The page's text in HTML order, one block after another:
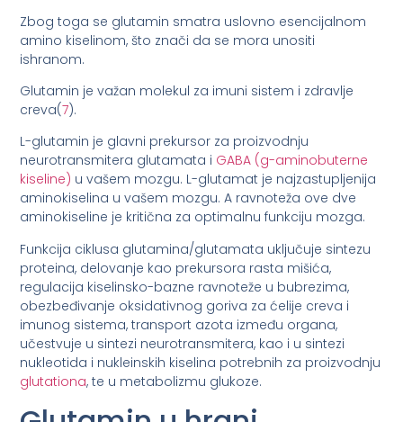
Zbog toga se glutamin smatra uslovno esencijalnom
amino kiselinom, što znači da se mora unositi
ishranom.
Glutamin je važan molekul za imuni sistem i zdravlje
creva(7).
L-glutamin je glavni prekursor za proizvodnju
neurotransmitera glutamata i GABA (g-aminobuterne
kiseline) u vašem mozgu. L-glutamat je najzastupljenija
aminokiselina u vašem mozgu. A ravnoteža ove dve
aminokiseline je kritična za optimalnu funkciju mozga.
Funkcija ciklusa glutamina/glutamata uključuje sintezu
proteina, delovanje kao prekursora rasta mišića,
regulacija kiselinsko-bazne ravnoteže u bubrezima,
obezbeđivanje oksidativnog goriva za ćelije creva i
imunog sistema, transport azota između organa,
učestvuje u sintezi neurotransmitera, kao i u sintezi
nukleotida i nukleinskih kiselina potrebnih za proizvodnju
glutationa, te u metabolizmu glukoze.